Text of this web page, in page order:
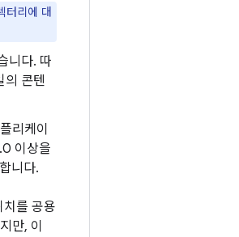
터리에 대
니다. 따
의 콘텐
리케이
이상을
니다.
를 공용
만, 이